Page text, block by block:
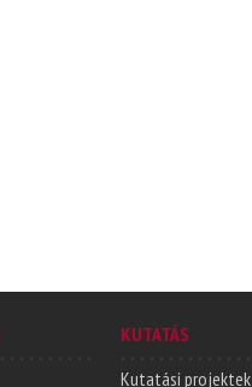
KUTATÁS
Kutatási projektek